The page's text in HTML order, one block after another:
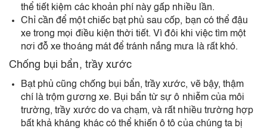
thể tiết kiệm các khoản phí này gấp nhiều lần.
Chỉ cần để một chiếc bạt phủ sau cốp, bạn có thể đậu
xe trong mọi điều kiện thời tiết. Vì đôi khi việc tìm một
nơi đỗ xe thoáng mát để tránh nắng mưa là rất khó.
Chống bụi bẩn, trầy xước
Bạt phủ cũng chống bụi bẩn, trầy xước, vẽ bậy, thậm
chí là trộm gương xe. Bụi bẩn từ sự ô nhiễm của môi
trường, trầy xước do va chạm, và rất nhiều trường hợp
bất khả kháng khác có thể khiến ô tô của chúng ta bị